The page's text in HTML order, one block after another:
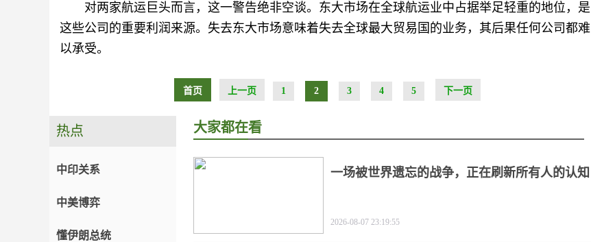
对两家航运巨头而言，这一警告绝非空谈。东大市场在全球航运业中占据举足轻重的地位，是
这些公司的重要利润来源。失去东大市场意味着失去全球最大贸易国的业务，其后果任何公司都难
以承受。
首页 上一页 1 2 3 4 5 下一页
热点
中印关系
中美博弈
懂伊朗总统
大家都在看
一场被世界遗忘的战争，正在刷新所有人的认知
2026-08-07 23:19:55